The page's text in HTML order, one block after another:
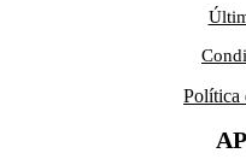
Política